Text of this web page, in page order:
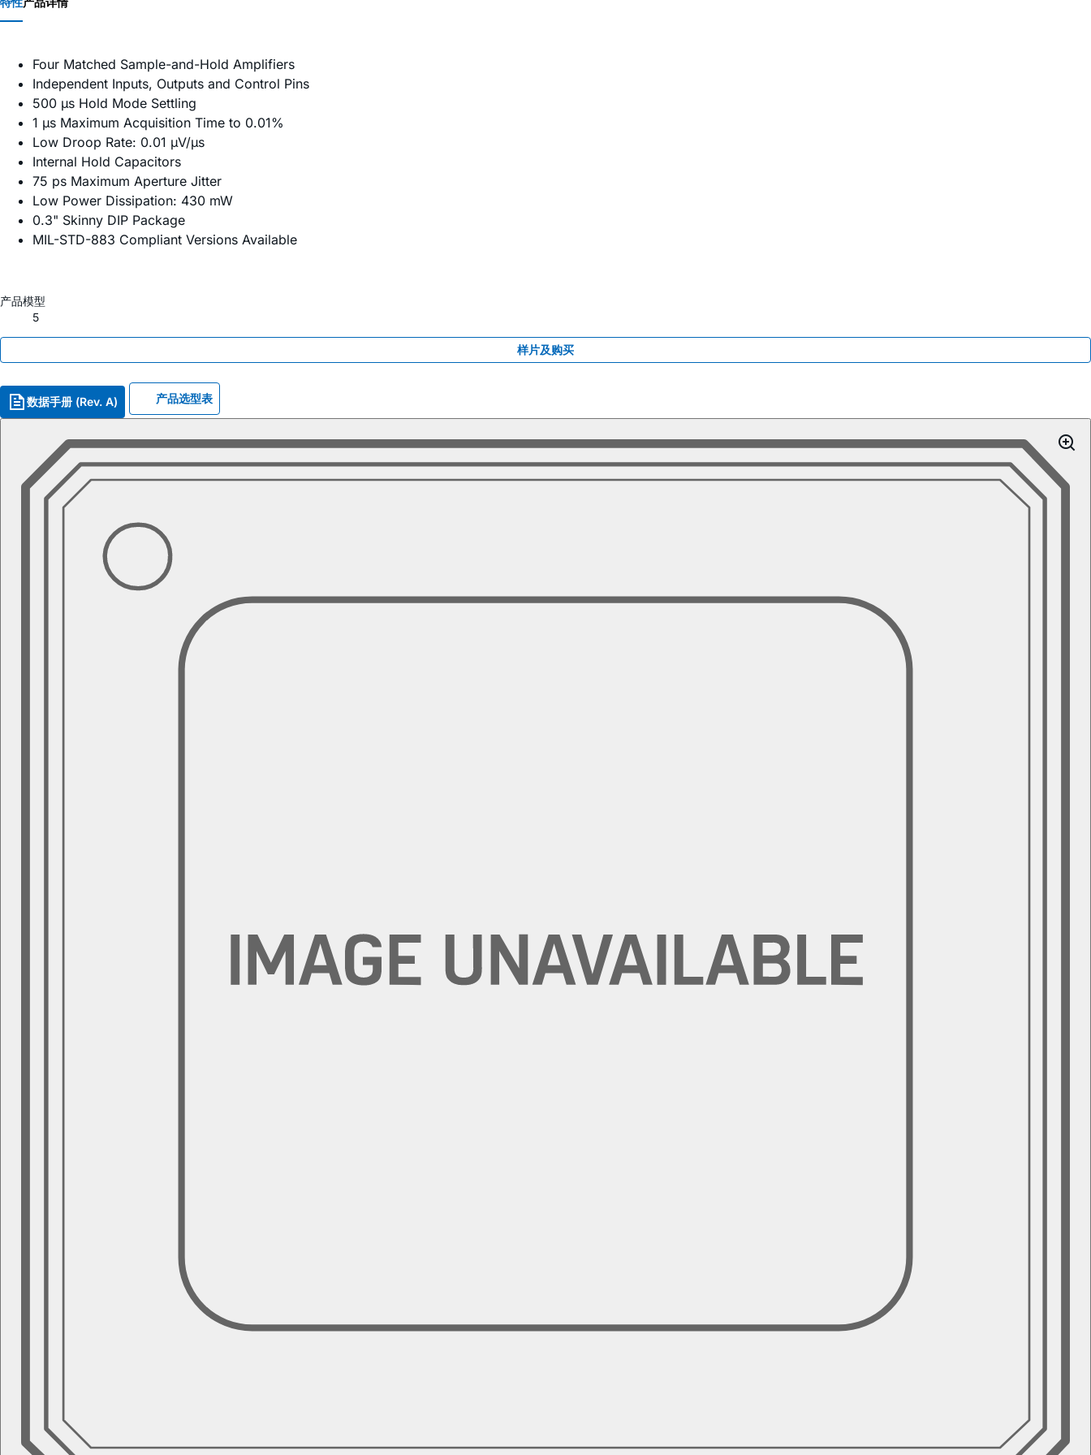
Four Matched Sample-and-Hold Amplifiers
Independent Inputs, Outputs and Control Pins
500 µs Hold Mode Settling
1 µs Maximum Acquisition Time to 0.01%
Low Droop Rate: 0.01 µV/µs
Internal Hold Capacitors
75 ps Maximum Aperture Jitter
Low Power Dissipation: 430 mW
0.3" Skinny DIP Package
MIL-STD-883 Compliant Versions Available
产品模型
5
样片及购买
数据手册 (Rev. A) 产品选型表